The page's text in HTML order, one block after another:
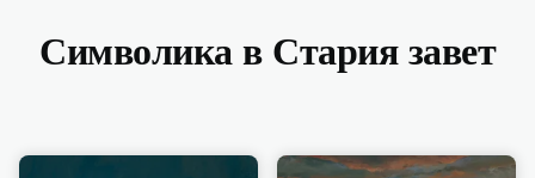
Символика в Стария завет